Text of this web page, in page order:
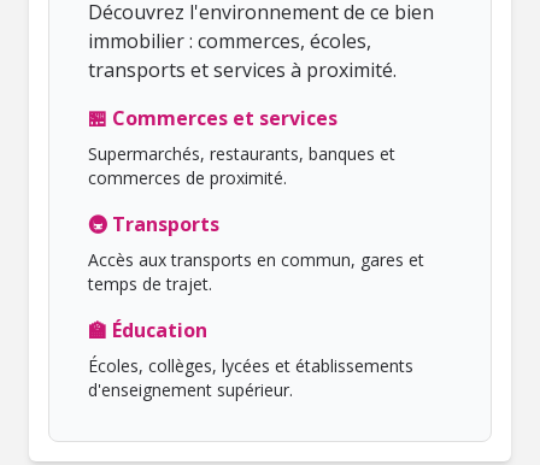
Découvrez l'environnement de ce bien
immobilier : commerces, écoles,
transports et services à proximité.
🏪 Commerces et services
Supermarchés, restaurants, banques et
commerces de proximité.
🚇 Transports
Accès aux transports en commun, gares et
temps de trajet.
🏫 Éducation
Écoles, collèges, lycées et établissements
d'enseignement supérieur.